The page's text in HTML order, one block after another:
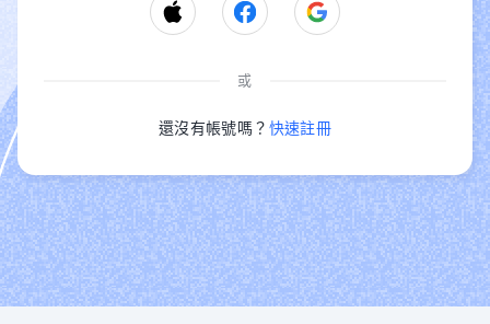
或
還沒有帳號嗎？ 快速註冊